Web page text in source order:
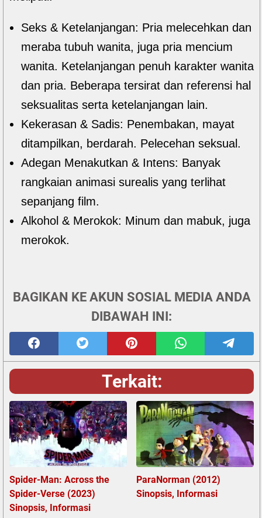
Seks & Ketelanjangan: Pria melecehkan dan
meraba tubuh wanita, juga pria mencium
wanita. Ketelanjangan penuh karakter wanita
dan pria. Beberapa tersirat dan referensi hal
seksualitas serta ketelanjangan lain.
Kekerasan & Sadis: Penembakan, mayat
ditampilkan, berdarah. Pelecehan seksual.
Adegan Menakutkan & Intens: Banyak
rangkaian animasi surealis yang terlihat
sepanjang film.
Alkohol & Merokok: Minum dan mabuk, juga
merokok.
BAGIKAN KE AKUN SOSIAL MEDIA ANDA
DIBAWAH INI:
Terkait:
Spider-Man: Across the
Spider-Verse (2023)
Sinopsis, Informasi
ParaNorman (2012)
Sinopsis, Informasi